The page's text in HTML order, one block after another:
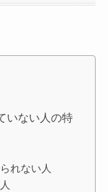
いない人の特
れない人